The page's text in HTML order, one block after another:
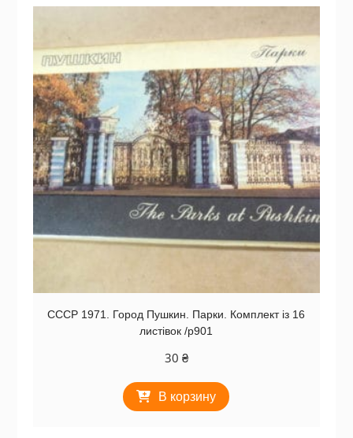
СССР 1971. Город Пушкин. Парки. Комплект із 16
листівок /р901
30 ₴
В корзину